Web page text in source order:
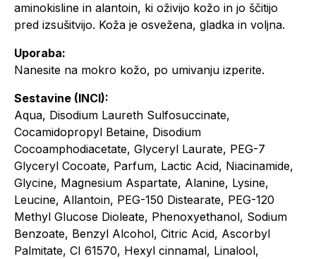
aminokisline in alantoin, ki oživijo kožo in jo ščitijo
pred izsušitvijo. Koža je osvežena, gladka in voljna.
Uporaba:
Nanesite na mokro kožo, po umivanju izperite.
Sestavine (INCI):
Aqua, Disodium Laureth Sulfosuccinate,
Cocamidopropyl Betaine, Disodium
Cocoamphodiacetate, Glyceryl Laurate, PEG-7
Glyceryl Cocoate, Parfum, Lactic Acid, Niacinamide,
Glycine, Magnesium Aspartate, Alanine, Lysine,
Leucine, Allantoin, PEG-150 Distearate, PEG-120
Methyl Glucose Dioleate, Phenoxyethanol, Sodium
Benzoate, Benzyl Alcohol, Citric Acid, Ascorbyl
Palmitate, CI 61570, Hexyl cinnamal, Linalool,